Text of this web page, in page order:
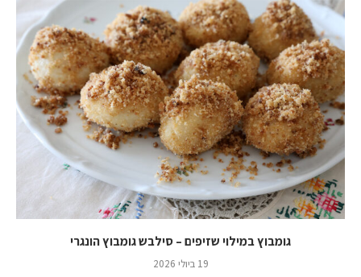
גומבוץ במילוי שזיפים – סילבש גומבוץ הונגרי
19 ביולי 2026